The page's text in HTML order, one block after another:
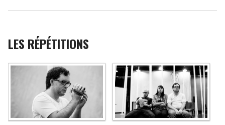
LES RÉPÉTITIONS